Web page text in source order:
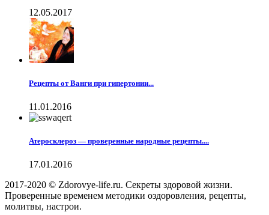
12.05.2017
Рецепты от Ванги при гипертонии...
11.01.2016
Атеросклероз — проверенные народные рецепты....
17.01.2016
2017-2020 © Zdorovye-life.ru. Секреты здоровой жизни.
Проверенные временем методики оздоровления, рецепты,
молитвы, настрои.